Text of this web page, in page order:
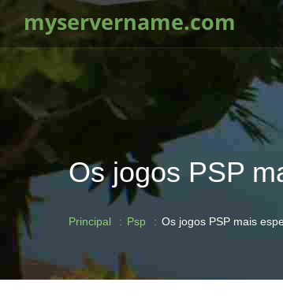
myservername.com
Os jogos PSP
Principal Psp Os jogos PSP mais